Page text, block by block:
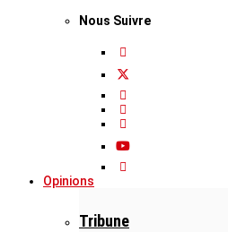
Nous Suivre
Opinions
Tribune